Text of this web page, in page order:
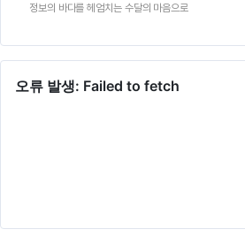
정보의 바다를 헤엄치는 수달의 마음으로